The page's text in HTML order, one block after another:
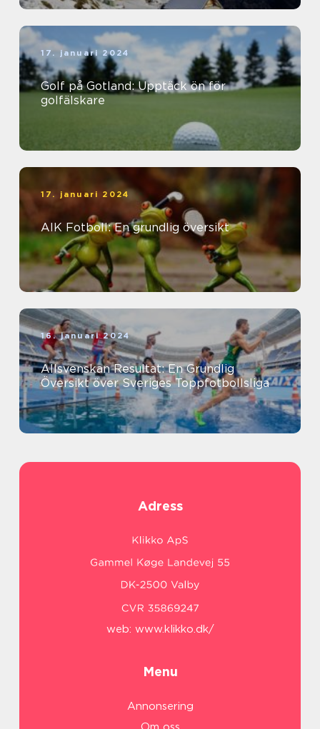
17. januari 2024
Golf på Gotland: Upptäck ön för
golfälskare
17. januari 2024
AIK Fotboll: En grundlig översikt
16. januari 2024
Allsvenskan Resultat: En Grundlig
Översikt över Sveriges Toppfotbollsliga
Adress
web: www.klikko.dk/
Menu
Annonsering